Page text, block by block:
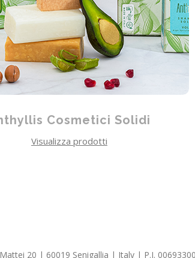
Cosmetici Solidi
Visualizza prodotti
20 | 60019 Senigallia | Italy | P.I.